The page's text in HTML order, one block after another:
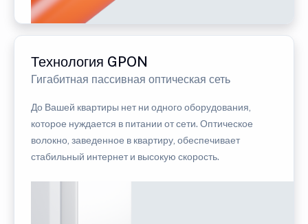
Технология GPON
Гигабитная пассивная оптическая сеть
До Вашей квартиры нет ни одного оборудования,
которое нуждается в питании от сети. Оптическое
волокно, заведенное в квартиру, обеспечивает
стабильный интернет и высокую скорость.